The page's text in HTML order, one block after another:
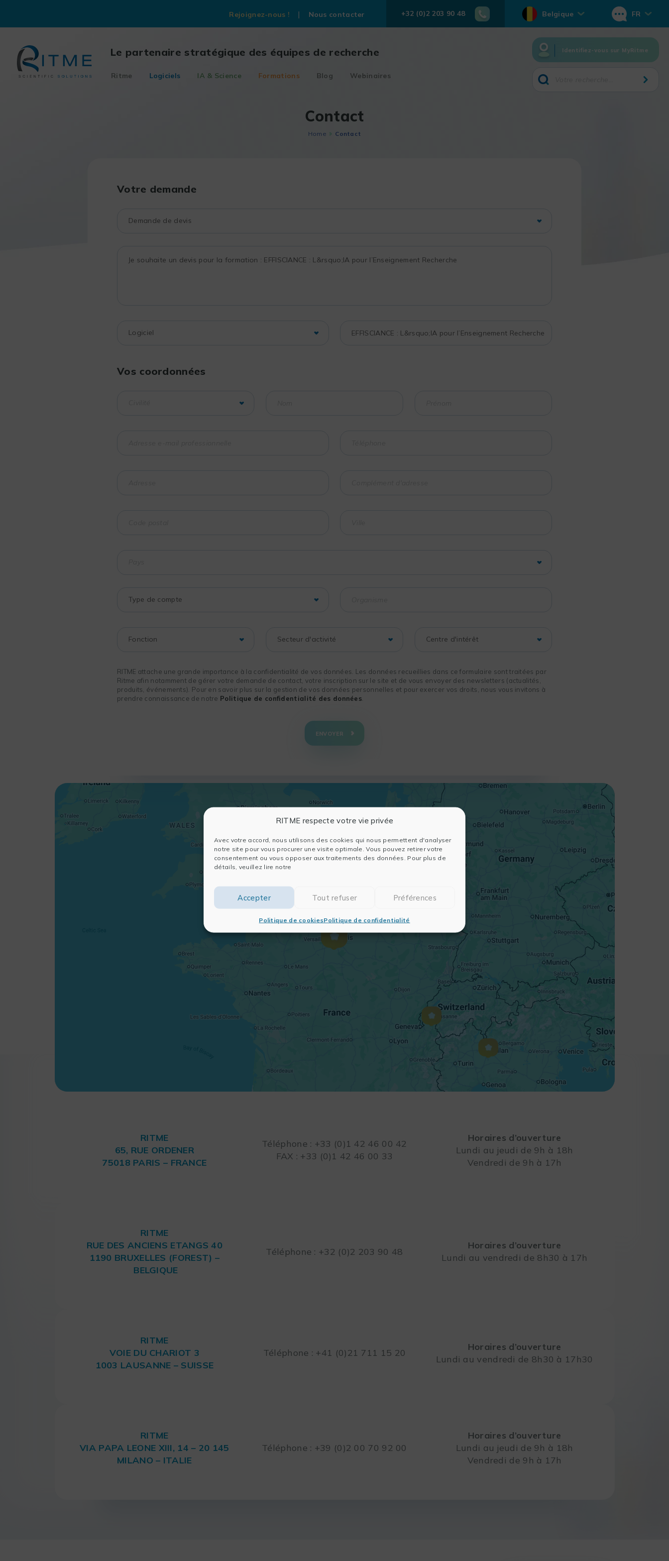
RITME respecte votre vie privée
Avec votre accord, nous utilisons des cookies qui nous permettent d'analyser
notre site pour vous procurer une visite optimale. Vous pouvez retirer votre
consentement ou vous opposer aux traitements des données. Pour plus de
détails, veuillez lire notre
Accepter Tout refuser Préférences
Politique de cookiesPolitique de confidentialité
content
Rejoignez-nous ! Nous contacter +32 (0)2 203 90 48 Belgique FR
Le partenaire stratégique des équipes de recherche
Ritme Logiciels IA & Science Formations Blog Webinaires
Identifiez-vous sur MyRitme
Contact
Home Contact
Votre demande
Vos coordonnées
RITME attache une grande importance à la confidentialité de vos données. Les données recueillies dans ce formulaire sont traitées par
Ritme afin notamment de gérer votre demande de contact, votre inscription sur le site et de vous envoyer des newsletters (actualités,
produits, événements). Pour en savoir plus sur la gestion de vos données personnelles et pour exercer vos droits, nous vous invitons à
prendre connaissance de notre Politique de confidentialité des données
ENVOYER
RITME
65, RUE ORDENER
75018 PARIS – FRANCE
Téléphone : +33 (0)1 42 46 00 42
FAX : +33 (0)1 42 46 00 33
Horaires d’ouverture
Lundi au jeudi de 9h à 18h
Vendredi de 9h à 17h
RITME
RUE DES ANCIENS ETANGS 40
1190 BRUXELLES (FOREST) –
BELGIQUE
Téléphone : +32 (0)2 203 90 48
Horaires d’ouverture
Lundi au vendredi de 8h30 à 17h
RITME
VOIE DU CHARIOT 3
1003 LAUSANNE – SUISSE
Téléphone : +41 (0)21 711 15 20
Horaires d’ouverture
Lundi au vendredi de 8h30 à 17h30
RITME
VIA PAPA LEONE XIII, 14 – 20 145
MILANO – ITALIE
Téléphone : +39 (0)2 00 70 92 00
Horaires d’ouverture
Lundi au jeudi de 9h à 18h
Vendredi de 9h à 17h